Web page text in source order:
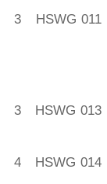
HSWG 011
3
HSWG 013
3
HSWG 014
4